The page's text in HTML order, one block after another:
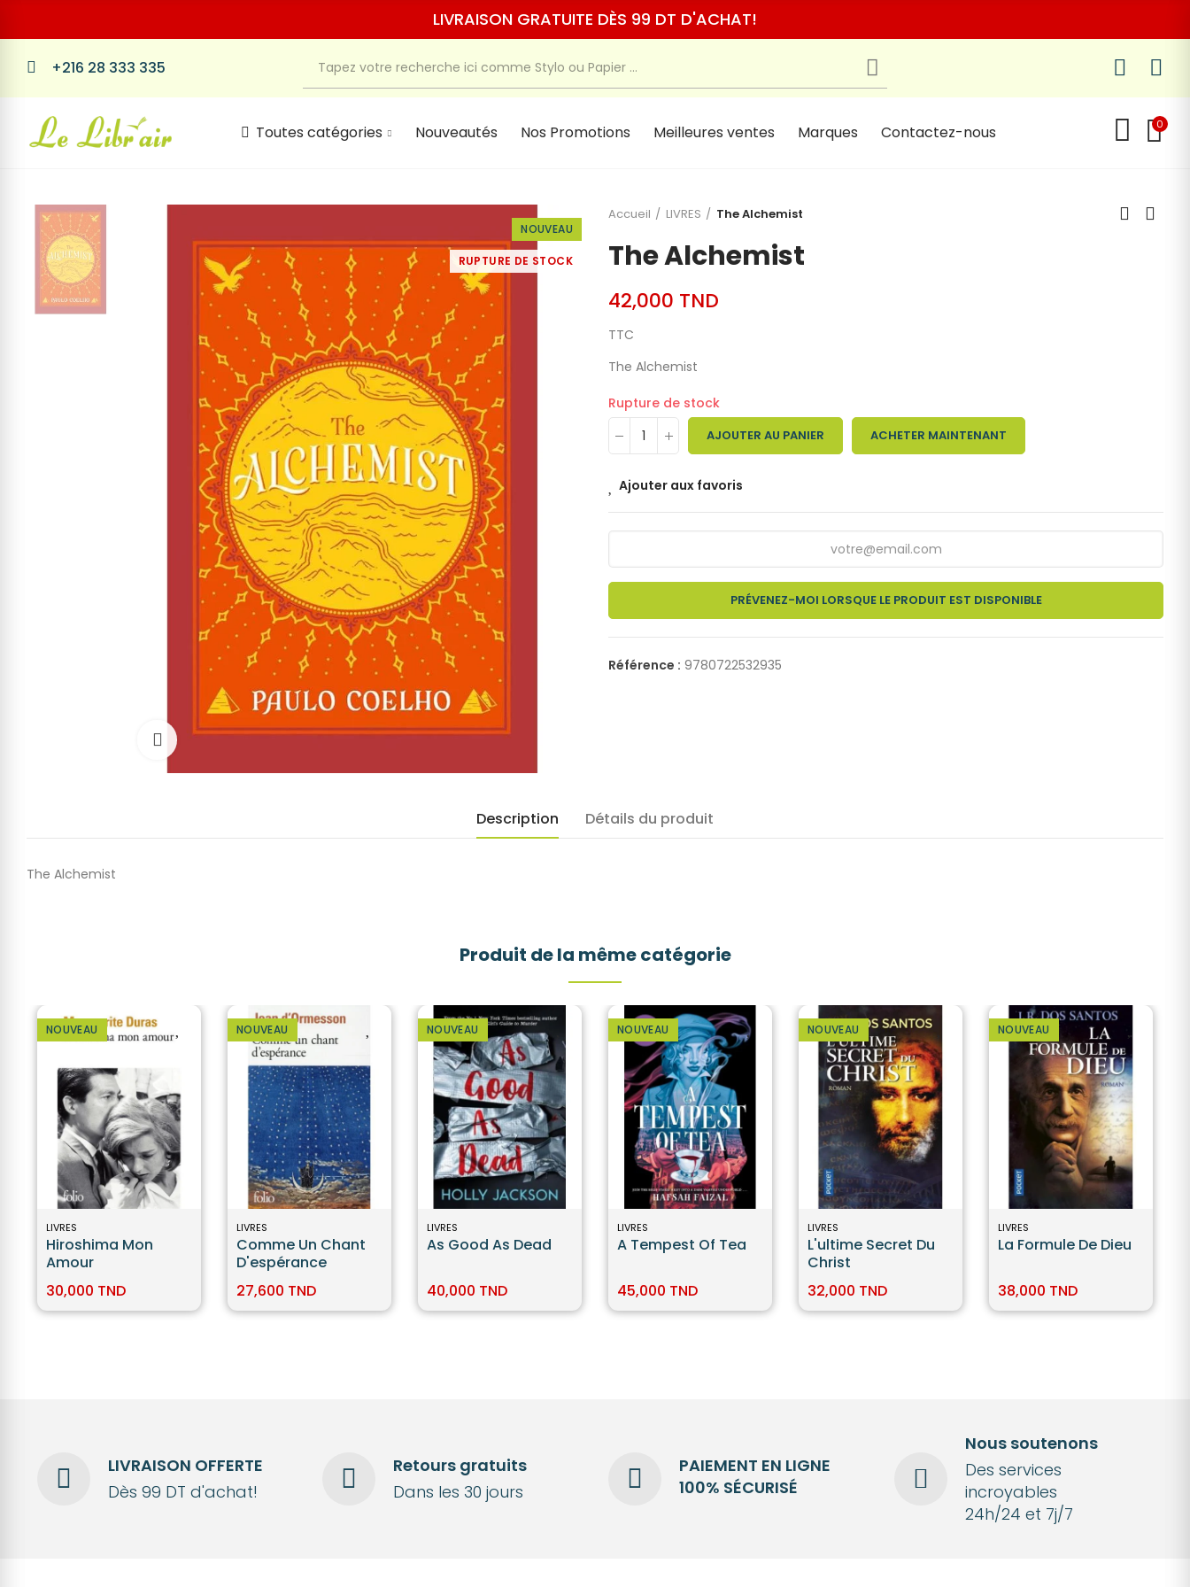
LIVRAISON GRATUITE DÈS 99 DT D'ACHAT!
+216 28 333 335
Toutes catégories Nouveautés Nos Promotions Meilleures ventes Marques Contactez-nous 0
NOUVEAU
RUPTURE DE STOCK
Cliquez pour agrandir
Accueil LIVRES The Alchemist
The Alchemist
42,000 TND
TTC
The Alchemist
Rupture de stock
AJOUTER AU PANIER ACHETER MAINTENANT
Ajouter aux favoris
PRÉVENEZ-MOI LORSQUE LE PRODUIT EST DISPONIBLE
Référence : 9780722532935
Description Détails du produit
The Alchemist
Produit de la même catégorie
NOUVEAU
LIVRES
Hiroshima Mon
Amour
30,000 TND
NOUVEAU
LIVRES
Comme Un Chant
D'espérance
27,600 TND
NOUVEAU
LIVRES
As Good As Dead
40,000 TND
NOUVEAU
LIVRES
A Tempest Of Tea
45,000 TND
NOUVEAU
LIVRES
L'ultime Secret Du
Christ
32,000 TND
NOUVEAU
LIVRES
La Formule De Dieu
38,000 TND
LIVRAISON OFFERTE
Dès 99 DT d'achat!
Retours gratuits
Dans les 30 jours
PAIEMENT EN LIGNE
100% SÉCURISÉ
Nous soutenons
Des services
incroyables
24h/24 et 7j/7